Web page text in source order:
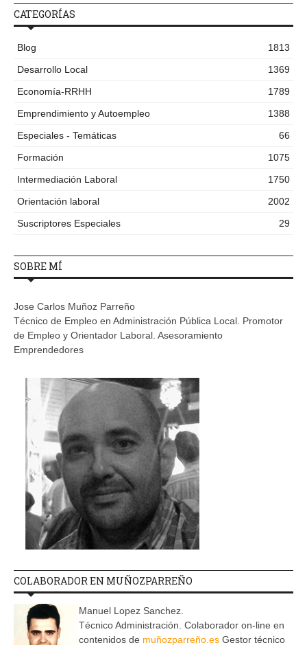
CATEGORÍAS
Blog
1813
Desarrollo Local
1369
Economía-RRHH
1789
Emprendimiento y Autoempleo
1388
Especiales - Temáticas
66
Formación
1075
Intermediación Laboral
1750
Orientación laboral
2002
Suscriptores Especiales
29
SOBRE MÍ
Jose Carlos Muñoz Parreño
Técnico de Empleo en Administración Pública Local. Promotor
de Empleo y Orientador Laboral. Asesoramiento
Emprendedores
COLABORADOR EN MUÑOZPARREÑO
Manuel Lopez Sanchez.
Técnico Administración. Colaborador on-line en
contenidos de muñozparreño.es Gestor técnico